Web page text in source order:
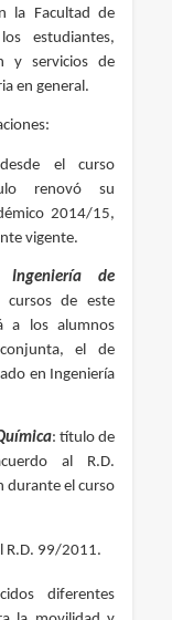
la Facultad de
estudiantes,
y servicios de
en general.
el curso
renovó su
2014/15,
vigente.
de
de este
a los alumnos
el de
en Ingeniería
: título de
al R.D.
durante el curso
R.D. 99/2011.
diferentes